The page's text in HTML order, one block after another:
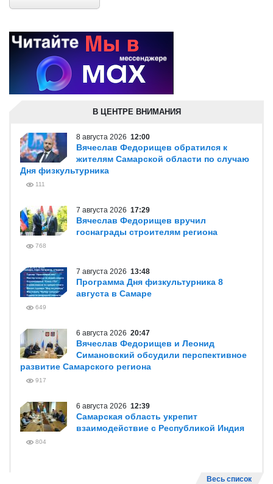
В ЦЕНТРЕ ВНИМАНИЯ
8 августа 2026 12:00
Вячеслав Федорищев обратился к
жителям Самарской области по случаю
Дня физкультурника
111
7 августа 2026 17:29
Вячеслав Федорищев вручил
госнаграды строителям региона
768
7 августа 2026 13:48
Программа Дня физкультурника 8
августа в Самаре
649
6 августа 2026 20:47
Вячеслав Федорищев и Леонид
Симановский обсудили перспективное
развитие Самарского региона
917
6 августа 2026 12:39
Самарская область укрепит
взаимодействие с Республикой Индия
804
Весь список